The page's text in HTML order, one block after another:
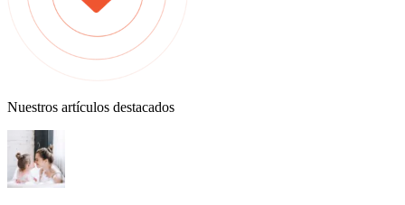
Nuestros artículos destacados